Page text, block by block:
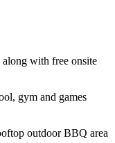
along with free onsite
gym and games
outdoor BBQ area